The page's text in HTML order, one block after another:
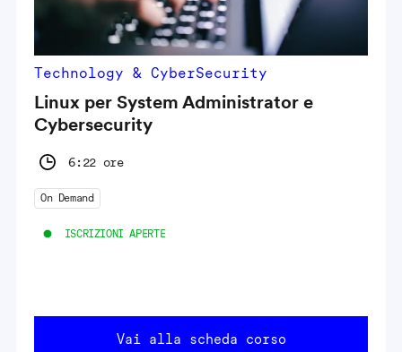
Technology & CyberSecurity
Linux per System Administrator e
Cybersecurity
6:22 ore
On Demand
ISCRIZIONI APERTE
Vai alla scheda corso